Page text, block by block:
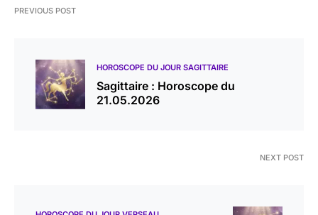
PREVIOUS POST
HOROSCOPE DU JOUR SAGITTAIRE
Sagittaire : Horoscope du
21.05.2026
NEXT POST